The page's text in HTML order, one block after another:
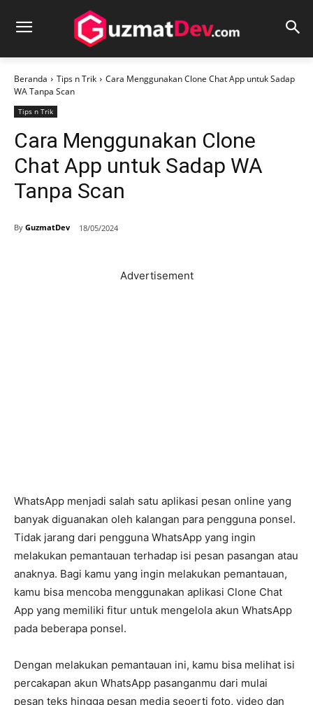
Beranda Tips n Trik
Cara Menggunakan Clone Chat App untuk Sadap
WA Tanpa Scan
Tips n Trik
Cara Menggunakan Clone
Chat App untuk Sadap WA
Tanpa Scan
By GuzmatDev 18/05/2024
Advertisement
WhatsApp menjadi salah satu aplikasi pesan online yang
banyak diguanakan oleh kalangan para pengguna ponsel.
Tidak jarang dari pengguna WhatsApp yang ingin
melakukan pemantauan terhadap isi pesan pasangan atau
anaknya. Bagi kamu yang ingin melakukan pemantauan,
kamu bisa mencoba menggunakan aplikasi Clone Chat
App yang memiliki fitur untuk mengelola akun WhatsApp
pada beberapa ponsel.
Dengan melakukan pemantauan ini, kamu bisa melihat isi
percakapan akun WhatsApp pasanganmu dari mulai
pesan teks hingga pesan media seoerti foto, video dan